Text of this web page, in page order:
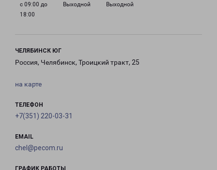
с 09:00 до
18:00
Выходной Выходной
ЧЕЛЯБИНСК ЮГ
Россия, Челябинск, Троицкий тракт, 25
на карте
ТЕЛЕФОН
+7(351) 220-03-31
EMAIL
chel@pecom.ru